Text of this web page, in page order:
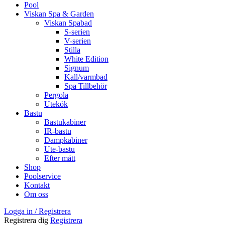
Pool
Viskan Spa & Garden
Viskan Spabad
S-serien
V-serien
Stilla
White Edition
Signum
Kall/varmbad
Spa Tillbehör
Pergola
Utekök
Bastu
Bastukabiner
IR-bastu
Dampkabiner
Ute-bastu
Efter mått
Shop
Poolservice
Kontakt
Om oss
Logga in / Registrera
Registrera dig Registrera